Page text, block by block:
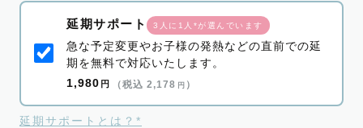
延期サポート 3人に1人*が選んでいます
急な予定変更やお子様の発熱などの直前での延
期を無料で対応いたします。
1,980 円 （税込 2,178 円 ）
延期サポートとは？*